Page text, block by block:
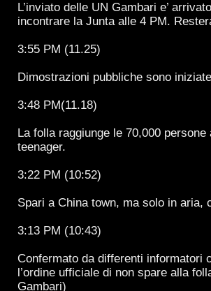
L’inviato delle UN Gambari e’
incontrare la Junta alle 4 PM.
3:55 PM (11.25)
Dimostrazioni pubbliche sono
3:48 PM(11.18)
La folla raggiunge le 70,000
teenager.
3:22 PM (10:52)
Spari a China town, ma solo in aria,
3:13 PM (10:43)
Confermato da differenti informatori
l’ordine ufficiale di non spare alla
Gambari)